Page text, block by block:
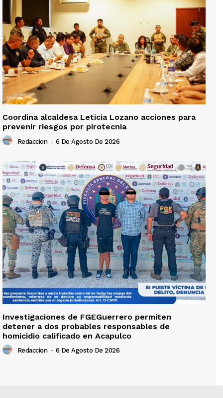
Coordina alcaldesa Leticia Lozano acciones para
prevenir riesgos por pirotecnia
Redaccion - 6 De Agosto De 2026
Investigaciones de FGEGuerrero permiten
detener a dos probables responsables de
homicidio calificado en Acapulco
Redaccion - 6 De Agosto De 2026